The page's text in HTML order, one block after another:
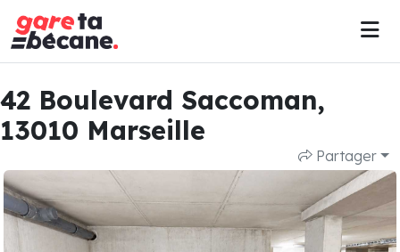
42 Boulevard Saccoman,
13010 Marseille
Partager